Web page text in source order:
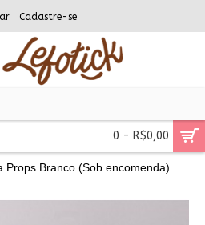
Cadastre-se
0 - R$0,00
Props Branco (Sob encomenda)